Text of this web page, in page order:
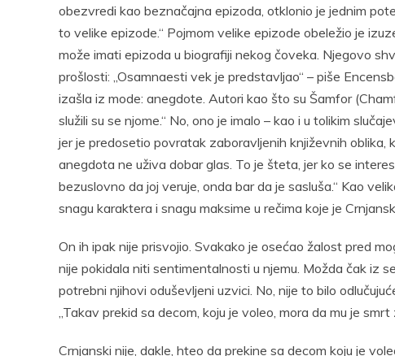
obezvredi kao beznačajna epizoda, otklonio je jednim
to velike epizode.“ Pojmom velike epizode obeležio je
može imati epizoda u biografiji nekog čoveka. Njegovo
prošlosti: „Osamnaesti vek je predstavljao“ – piše
izašla iz mode: anegdote. Autori kao što su Šamfor
služili su se njome.“ No, ono je imalo – kao i u tolikim
jer je predosetio povratak zaboravljenih književnih oblika,
anegdota ne uživa dobar glas. To je šteta, jer ko se
bezuslovno da joj veruje, onda bar da je sasluša.“ Kao
snagu karaktera i snagu maksime u rečima koje je
On ih ipak nije prisvojio. Svakako je osećao žalost pred
nije pokidala niti sentimentalnosti u njemu. Možda čak iz
potrebni njihovi oduševljeni uzvici. No, nije to bilo
„Takav prekid sa decom, koju je voleo, mora da mu je
Crnjanski nije, dakle, hteo da prekine sa decom koju je